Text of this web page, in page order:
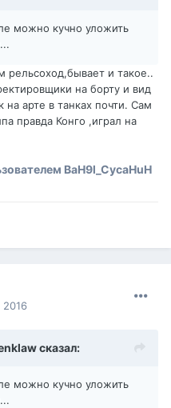
можно кучно уложить
рельсоход,бывает и такое..
на борту и вид
арте в танках почти. Сам
правда Конго ,играл на
BaH9l_CycaHuH
2016
сказал:
можно кучно уложить